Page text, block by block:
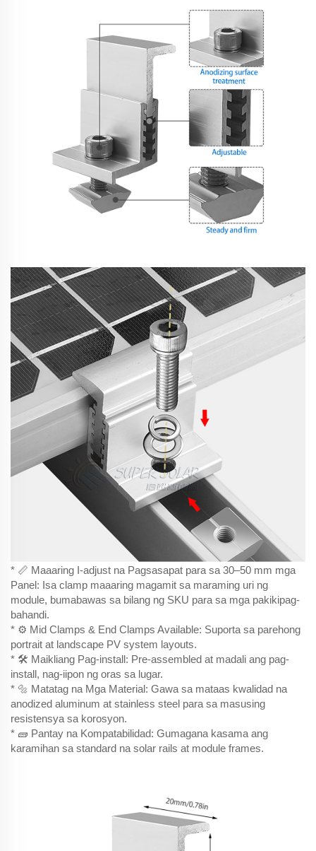
* 📏 Maaaring I-adjust na Pagsasapat para sa 30–50 mm mga
Panel: Isa clamp maaaring magamit sa maraming uri ng
module, bumabawas sa bilang ng SKU para sa mga pakikipag-
bahandi.
* ⚙️ Mid Clamps & End Clamps Available: Suporta sa parehong
portrait at landscape PV system layouts.
* 🛠️ Maikliang Pag-install: Pre-assembled at madali ang pag-
install, nag-iipon ng oras sa lugar.
* 🔩 Matatag na Mga Material: Gawa sa mataas kwalidad na
anodized aluminum at stainless steel para sa masusing
resistensya sa korosyon.
* 🧱 Pantay na Kompatabilidad: Gumagana kasama ang
karamihan sa standard na solar rails at module frames.